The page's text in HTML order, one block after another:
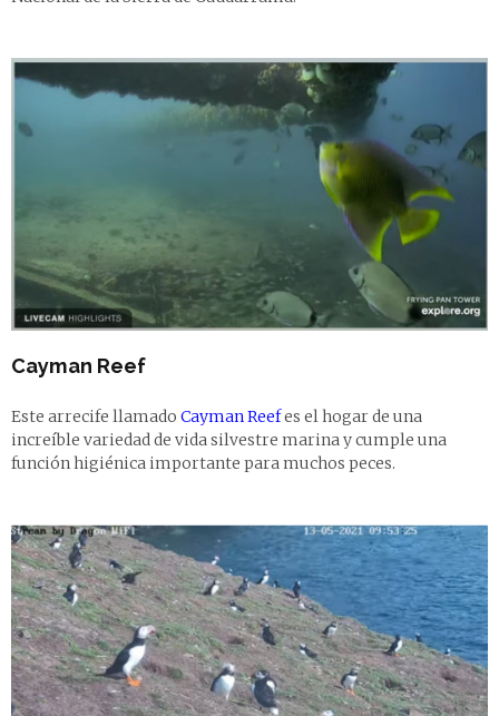
Cayman Reef
Este arrecife llamado Cayman Reefes el hogar de una
increíble variedad de vida silvestre marina y cumple una
función higiénica importante para muchos peces.